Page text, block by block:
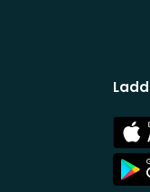
App
Store
App
Store